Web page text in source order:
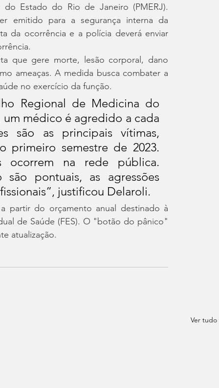
Estado do Rio de Janeiro (PMERJ).
emitido para a segurança interna da
da ocorrência e a polícia deverá enviar
que gere morte, lesão corporal, dano
ameaças. A medida busca combater a
no exercício da função.
Regional de Medicina do
um médico é agredido a cada
são as principais vítimas,
primeiro semestre de 2023.
ocorrem na rede pública.
são pontuais, as agressões
justificou Delaroli.
partir do orçamento anual destinado à
de Saúde (FES). O "botão do pânico"
atualização.
Ver tudo